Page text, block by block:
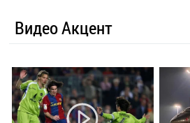
Видео Акцент